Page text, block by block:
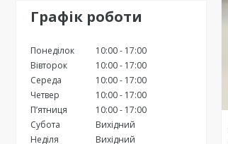
Графік роботи
Понеділок 10:00
17:00
Вівторок
10:00
17:00
Середа
10:00
17:00
Четвер
10:00
17:00
Пʼятниця
10:00
17:00
Субота
Вихідний
Неділя
Вихідний